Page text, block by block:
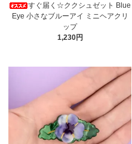
すぐ届く☆ククシュゼット Blue
Eye 小さなブルーアイ ミニヘアクリ
ップ
1,230円